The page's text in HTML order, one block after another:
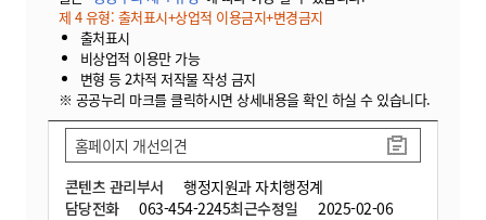
제 4 유형: 출처표시+상업적 이용금지+변경금지
출처표시
비상업적 이용만 가능
변형 등 2차적 저작물 작성 금지
※ 공공누리 마크를 클릭하시면 상세내용을 확인 하실 수 있습니다.
콘텐츠 관리부서
행정지원과 자치행정계
담당전화
063-454-2245최근수정일 2025-02-06
홈페이지 개선의견